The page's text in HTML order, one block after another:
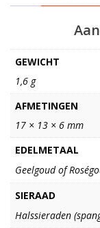
GEWICHT
1,6 g
AFMETINGEN
17 × 13 × 6 mm
EDELMETAAL
Geelgoud of
SIERAAD
Halssieraden